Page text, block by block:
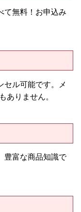
て無料！お申込み
セル可能です。メ
ありません。
豊富な商品知識で